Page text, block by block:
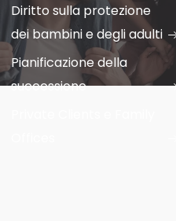
Diritto sulla protezione
dei bambini e degli adulti
Pianificazione della
successione